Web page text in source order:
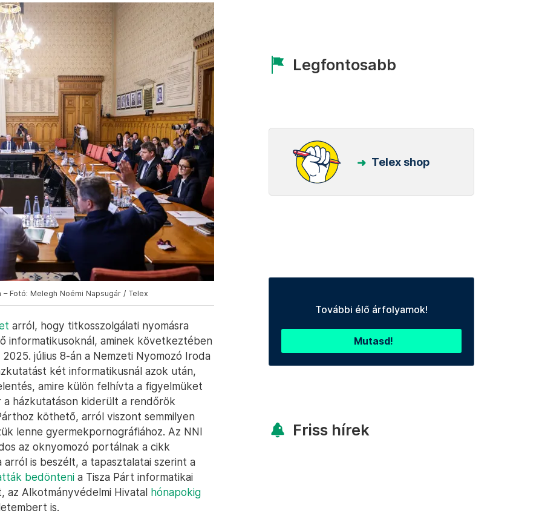
Fotó: Melegh Noémi Napsugár / Telex
arról, hogy titkosszolgálati nyomásra
informatikusoknál, aminek következtében
július 8-án a Nemzeti Nyomozó Iroda
két informatikusnál azok után,
amire külön felhívta a figyelmüket
a házkutatáson kiderült a rendőrök
köthető, arról viszont semmilyen
lenne gyermekpornográfiához. Az NNI
az oknyomozó portálnak a cikk
is beszélt, a tapasztalatai szerint a
bedönteni a Tisza Párt informatikai
az Alkotmányvédelmi Hivatal hónapokig
is.
Legfontosabb
Telex shop
További élő árfolyamok!
Mutasd!
Friss hírek